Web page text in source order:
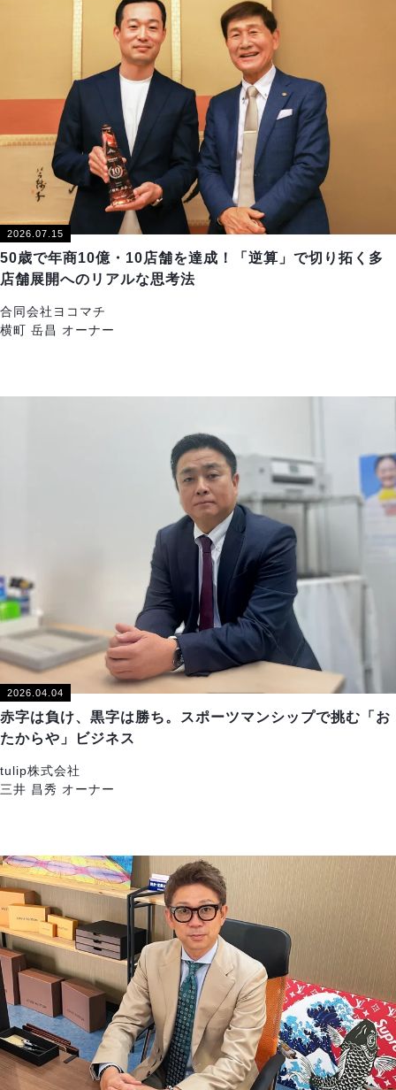
2026.07.15
50歳で年商10億・10店舗を達成！「逆算」で切り拓く多
店舗展開へのリアルな思考法
合同会社ヨコマチ
横町 岳昌 オーナー
2026.04.04
赤字は負け、黒字は勝ち。スポーツマンシップで挑む「お
たからや」ビジネス
tulip株式会社
三井 昌秀 オーナー